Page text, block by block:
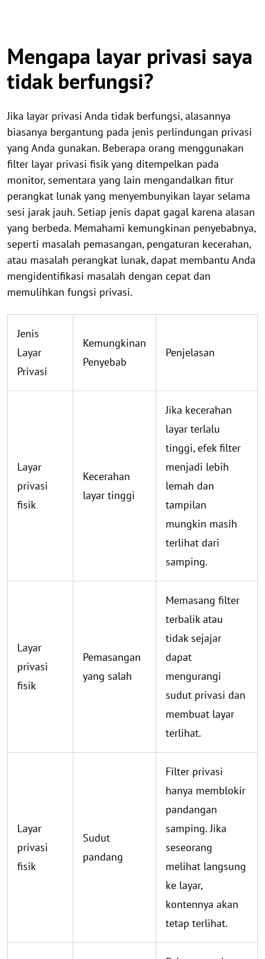
Mengapa layar privasi saya
tidak berfungsi?
Jika layar privasi Anda tidak berfungsi, alasannya
biasanya bergantung pada jenis perlindungan privasi
yang Anda gunakan. Beberapa orang menggunakan
filter layar privasi fisik yang ditempelkan pada
monitor, sementara yang lain mengandalkan fitur
perangkat lunak yang menyembunyikan layar selama
sesi jarak jauh. Setiap jenis dapat gagal karena alasan
yang berbeda. Memahami kemungkinan penyebabnya,
seperti masalah pemasangan, pengaturan kecerahan,
atau masalah perangkat lunak, dapat membantu Anda
mengidentifikasi masalah dengan cepat dan
memulihkan fungsi privasi.
Jenis
Layar
Privasi
Kemungkinan
Penyebab
Penjelasan
Layar
privasi
fisik
Kecerahan
layar tinggi
Jika kecerahan
layar terlalu
tinggi, efek filter
menjadi lebih
lemah dan
tampilan
mungkin masih
terlihat dari
samping.
Layar
privasi
fisik
Pemasangan
yang salah
Memasang filter
terbalik atau
tidak sejajar
dapat
mengurangi
sudut privasi dan
membuat layar
terlihat.
Layar
privasi
fisik
Sudut
pandang
Filter privasi
hanya memblokir
pandangan
samping. Jika
seseorang
melihat langsung
ke layar,
kontennya akan
tetap terlihat.